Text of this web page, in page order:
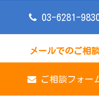
03-6281-
メールでのご相
ご相談フォー